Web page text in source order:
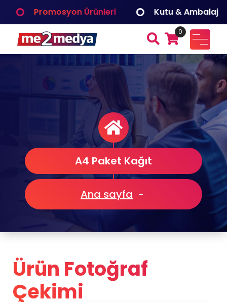
Promosyon Ürünleri Kutu & Ambalaj
me2medya
Fuar ve Organizasyon, Reklam Tanıtım, Dijital Çözümler
Medya Bilişim
0
A4 Paket Kağıt
Ana sayfa -
Ürün Fotoğraf
Çekimi